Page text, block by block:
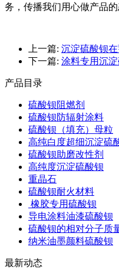
务，传播我们用心做产品的
上一篇: 沉淀硫酸钡
下一篇: 涂料专用沉
产品目录
硫酸钡阻燃剂
硫酸钡防辐射涂料
硫酸钡（填充）母粒
高纯白度超细沉淀硫
硫酸钡助磨改性剂
高纯度沉淀硫酸钡
重晶石
硫酸钡耐火材料
橡胶专用硫酸钡
导电涂料油漆硫酸钡
硫酸钡的相对分子质
纳米油墨颜料硫酸钡
最新动态